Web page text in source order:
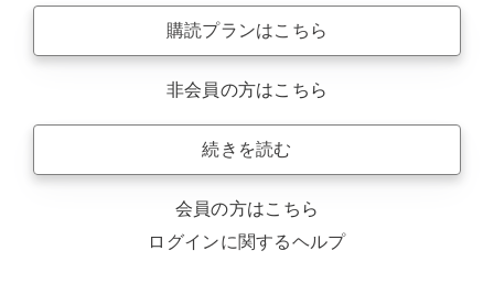
購読プランはこちら
非会員の方はこちら
続きを読む
会員の方はこちら
ログインに関するヘルプ